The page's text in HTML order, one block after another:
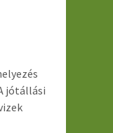
jótállási